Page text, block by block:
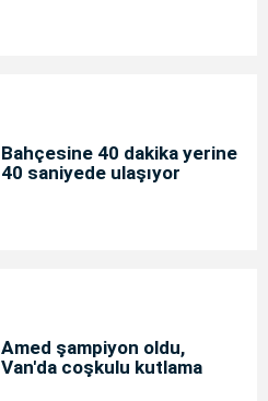
Bahçesine 40 dakika yerine
40 saniyede ulaşıyor
Amed şampiyon oldu,
Van'da coşkulu kutlama